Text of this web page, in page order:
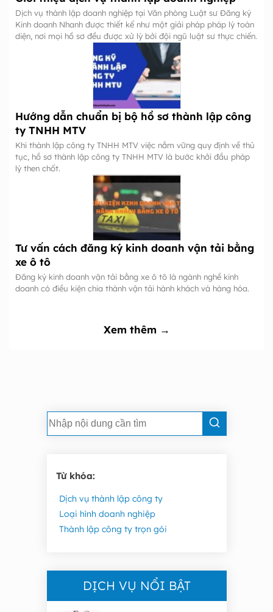
Dịch vụ thành lập doanh nghiệp tại Văn phòng Luật sư Đăng ký
Kinh doanh Nhanh được thiết kế như một giải pháp pháp lý toàn
diện, nơi mọi hồ sơ đều được xử lý bởi đội ngũ luật sư thực chiến.
Hướng dẫn chuẩn bị bộ hồ sơ thành lập công
ty TNHH MTV
Khi thành lập công ty TNHH MTV việc nắm vững quy định về thủ
tục, hồ sơ thành lập công ty TNHH MTV là bước khởi đầu pháp
lý then chốt.
Tư vấn cách đăng ký kinh doanh vận tải bằng
xe ô tô
Đăng ký kinh doanh vận tải bằng xe ô tô là ngành nghề kinh
doanh có điều kiện chia thành vận tải hành khách và hàng hóa.
Xem thêm →
Từ khóa:
Dịch vụ thành lập công ty
Loại hình doanh nghiệp
Thành lập công ty trọn gói
DỊCH VỤ NỔI BẬT